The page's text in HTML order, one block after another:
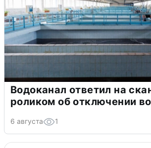
Водоканал ответил на
роликом об отключении
6 августа 1